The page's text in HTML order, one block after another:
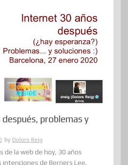
problemas y
by Dolors Reig
de la web de hoy, 30 años
intenciones de Berners Lee.